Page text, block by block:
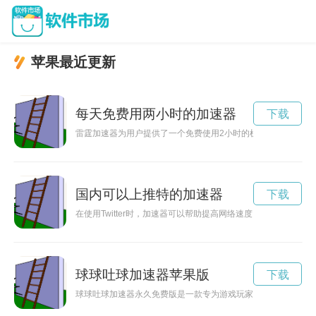
苹果最近更新
每天免费用两小时的加速器
雷霆加速器为用户提供了一个免费使用2小时的机会，让您体验
下载
国内可以上推特的加速器
在使用Twitter时，加速器可以帮助提高网络速度，让用户更流畅
下载
球球吐球加速器苹果版
球球吐球加速器永久免费版是一款专为游戏玩家打造的加速工
下载